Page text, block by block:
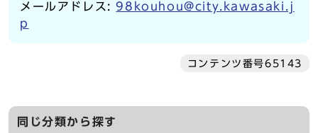
メールアドレス:98kouhou@city.kawasaki.j
p
コンテンツ番号65143
同じ分類から探す